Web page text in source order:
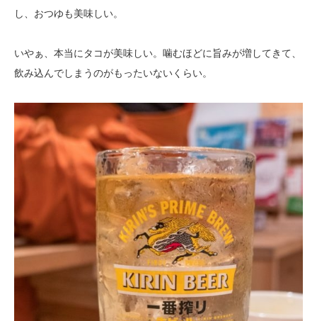
し、おつゆも美味しい。
いやぁ、本当にタコが美味しい。噛むほどに旨みが増してきて、
飲み込んでしまうのがもったいないくらい。